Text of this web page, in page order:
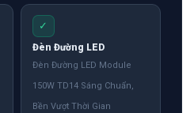
✓
Đèn Đường LED
Đèn Đường LED Module
150W TD14 Sáng Chuẩn,
Bền Vượt Thời Gian